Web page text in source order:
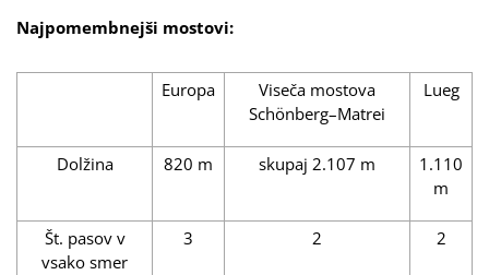
Najpomembnejši mostovi:
Europa
Viseča mostova
Schönberg–Matrei
Lueg
Dolžina 820 m skupaj 2.107 m
1.110
m
Št. pasov v
vsako smer
3 2 2